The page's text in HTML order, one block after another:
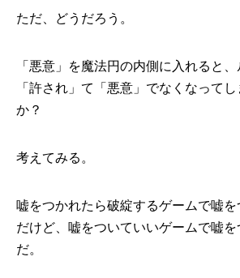
ただ、どうだろう。
「悪意」を魔法円の内側に入れると
「許され」て「悪意」でなくなって
か？
考えてみる。
嘘をつかれたら破綻するゲームで嘘を
だけど、嘘をついていいゲームで嘘
だ。